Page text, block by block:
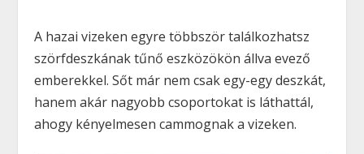
A hazai vizeken egyre többször találkozhatsz
szörfdeszkának tűnő eszközökön állva evező
emberekkel. Sőt már nem csak egy-egy deszkát,
hanem akár nagyobb csoportokat is láthattál,
ahogy kényelmesen cammognak a vizeken.